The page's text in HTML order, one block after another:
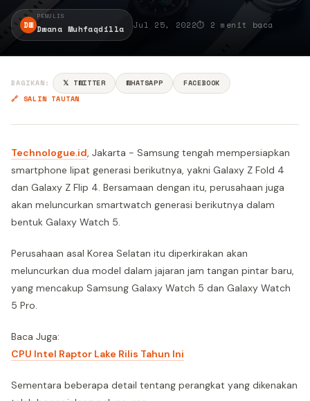
DW
PENULIS
Dwana Muhfaqdilla Jul 25, 2022⏱ 2 menit baca
BAGIKAN: 𝕏 TWITTER WHATSAPP
FACEBOOK
🔗 SALIN TAUTAN
Technologue.id, Jakarta - Samsung tengah mempersiapkan
smartphone lipat generasi berikutnya, yakni Galaxy Z Fold 4
dan Galaxy Z Flip 4. Bersamaan dengan itu, perusahaan juga
akan meluncurkan smartwatch generasi berikutnya dalam
bentuk Galaxy Watch 5.
Perusahaan asal Korea Selatan itu diperkirakan akan
meluncurkan dua model dalam jajaran jam tangan pintar baru,
yang mencakup Samsung Galaxy Watch 5 dan Galaxy Watch
5 Pro.
Baca Juga:
CPU Intel Raptor Lake Rilis Tahun Ini
Sementara beberapa detail tentang perangkat yang dikenakan